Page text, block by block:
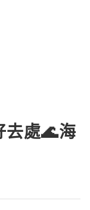
去處🌊海